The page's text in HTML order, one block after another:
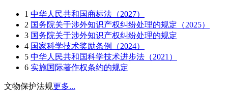
1 中华人民共和国商标法（2027）
2 国务院关于涉外知识产权纠纷处理的规定（2025）
3 国务院关于涉外知识产权纠纷处理的规定
4 国家科学技术奖励条例（2024）
5 中华人民共和国科学技术进步法（2021）
6 实施国际著作权条约的规定
文物保护法规更多...